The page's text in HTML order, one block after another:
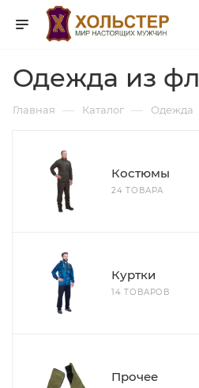
Одежда из
Главная — Каталог — Одежда
Костюмы
24 ТОВАРА
Куртки
14 ТОВАРОВ
Прочее